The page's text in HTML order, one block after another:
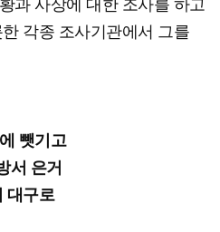
과 사상에 대한 조사를 하고
각종 조사기관에서 그를
뺏기고
서 은거
대구로